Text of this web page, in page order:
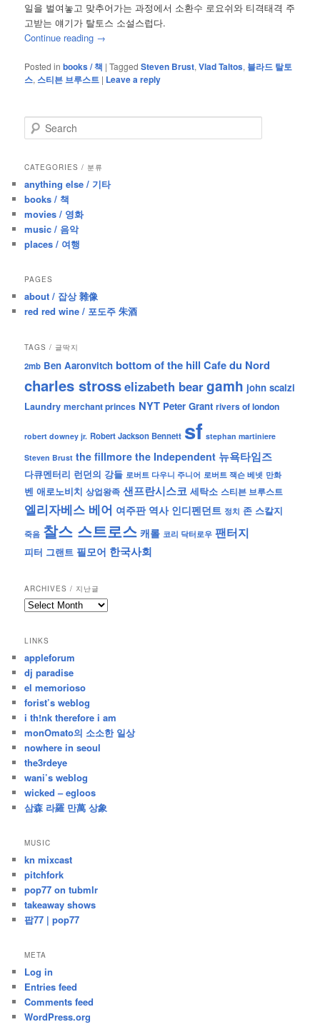
일을 벌여놓고 맞추어가는 과정에서 소환수 로요쉬와 티격태격 주
고받는 얘기가 탈토스 소설스럽다.
Continue reading →
Posted in books / 책 |Tagged Steven Brust,Vlad Taltos, 블라드 탈토
스, 스티븐 브루스트 | Leave a reply
e
r
h
CATEGORIES / 분류
anything else / 기타
books / 책
movies / 영화
music / 음악
places / 여행
PAGES
about / 잡상 雜像
red red wine / 포도주 朱酒
TAGS / 글딱지
2mb Ben Aaronvitch bottom of the hill Cafe du Nord
charles strosselizabeth beargamh john scalzi
Laundry merchant princes NYT Peter Grant rivers of london
robert downey jr. Robert Jackson Bennett sf stephan martiniere
Steven Brust the fillmore the Independent 뉴욕타임즈
다큐멘터리 런던의 강들 로버트 다우니 주니어 로버트 잭슨 베넷 만화
벤 애로노비치 상업왕족 샌프란시스코 세탁소 스티븐 브루스트
엘리자베스 베어 여주판 역사 인디펜던트 정치 존 스칼지
죽음 찰스 스트로스 캐롤 코리 닥터로우 팬터지
피터 그랜트 필모어 한국사회
ARCHIVES / 지난글
archives
난
글
LINKS
appleforum
dj paradise
el memorioso
forist’s weblog
i th!nk therefore i am
monOmato의 소소한 일상
nowhere in seoul
the3rdeye
wani’s weblog
wicked – egloos
삼森 라羅 만萬 상象
MUSIC
kn mixcast
pitchfork
pop77 on tubmlr
takeaway shows
팝77 | pop77
META
Log in
Entries feed
Comments feed
WordPress.org